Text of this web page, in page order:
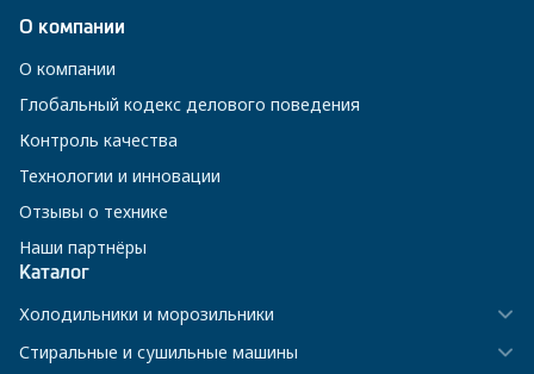
О компании
О компании
Глобальный кодекс делового поведения
Контроль качества
Технологии и инновации
Отзывы о технике
Наши партнёры
Каталог
Холодильники и морозильники
Стиральные и сушильные машины